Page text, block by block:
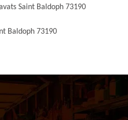
Saint Baldoph 73190
Baldoph 73190